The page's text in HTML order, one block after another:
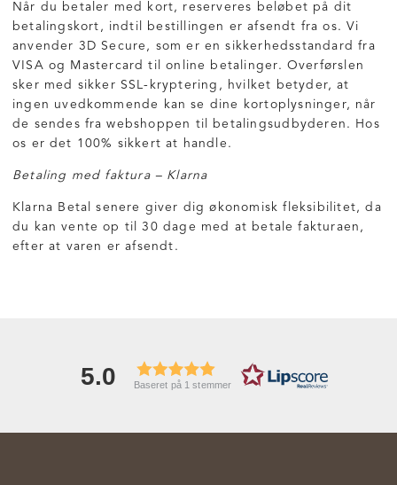
Når du betaler med kort, reserveres beløbet på dit
betalingskort, indtil bestillingen er afsendt fra os. Vi
anvender 3D Secure, som er en sikkerhedsstandard fra
VISA og Mastercard til online betalinger. Overførslen
sker med sikker SSL-kryptering, hvilket betyder, at
ingen uvedkommende kan se dine kortoplysninger, når
de sendes fra webshoppen til betalingsudbyderen. Hos
os er det 100% sikkert at handle.
Betaling med faktura – Klarna
Klarna Betal senere giver dig økonomisk fleksibilitet, da
du kan vente op til 30 dage med at betale fakturaen,
efter at varen er afsendt.
5.0 Baseret på 1 stemmer